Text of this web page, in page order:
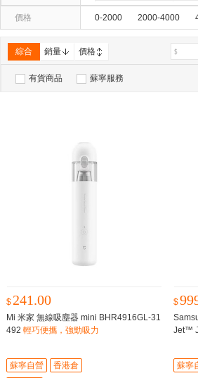
DOUBLE CLEAN
價格 0-2000 2000-4000
綜合 銷量 價格
有貨商品 蘇寧服務
$ 241.00
Mi 米家 無線吸塵器 mini BHR4916GL-31
492 輕巧便攜，強勁吸力
蘇寧自營
香港倉
$
Jet™
蘇寧